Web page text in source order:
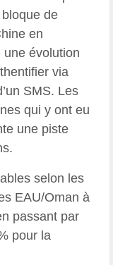
de
en
une évolution
via
SMS. Les
qui y ont eu
une piste
selon les
EAU/Oman à
passant par
pour la